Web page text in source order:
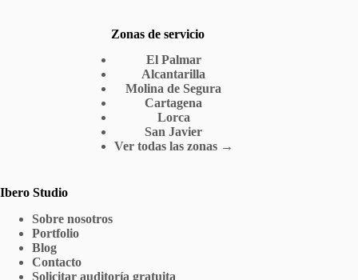
Zonas de servicio
El Palmar
Alcantarilla
Molina de Segura
Cartagena
Lorca
San Javier
Ver todas las zonas →
Ibero Studio
Sobre nosotros
Portfolio
Blog
Contacto
Solicitar auditoría gratuita